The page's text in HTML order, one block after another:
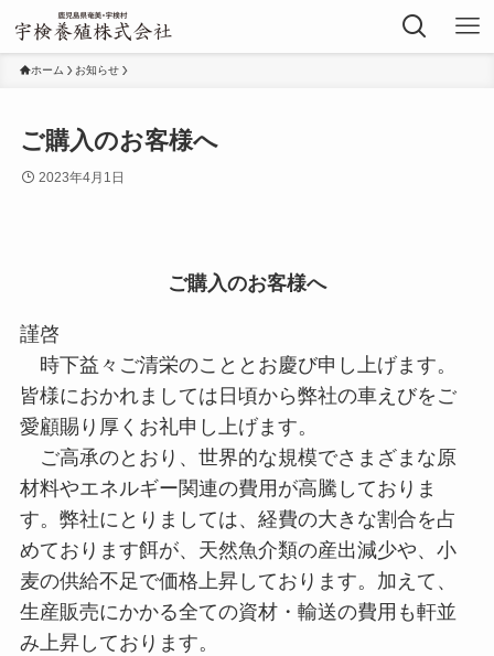
ホーム お知らせ
ご購入のお客様へ
2023年4月1日
ご購入のお客様へ
謹啓
時下益々ご清栄のこととお慶び申し上げます。
皆様におかれましては日頃から弊社の車えびをご
愛顧賜り厚くお礼申し上げます。
ご高承のとおり、世界的な規模でさまざまな原
材料やエネルギー関連の費用が高騰しておりま
す。弊社にとりましては、経費の大きな割合を占
めております餌が、天然魚介類の産出減少や、小
麦の供給不足で価格上昇しております。加えて、
生産販売にかかる全ての資材・輸送の費用も軒並
み上昇しております。